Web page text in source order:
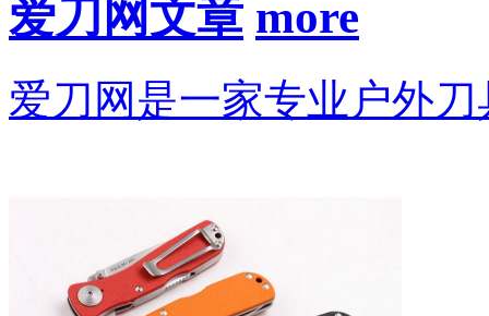
爱刀网文章
爱刀网是一家专业户外